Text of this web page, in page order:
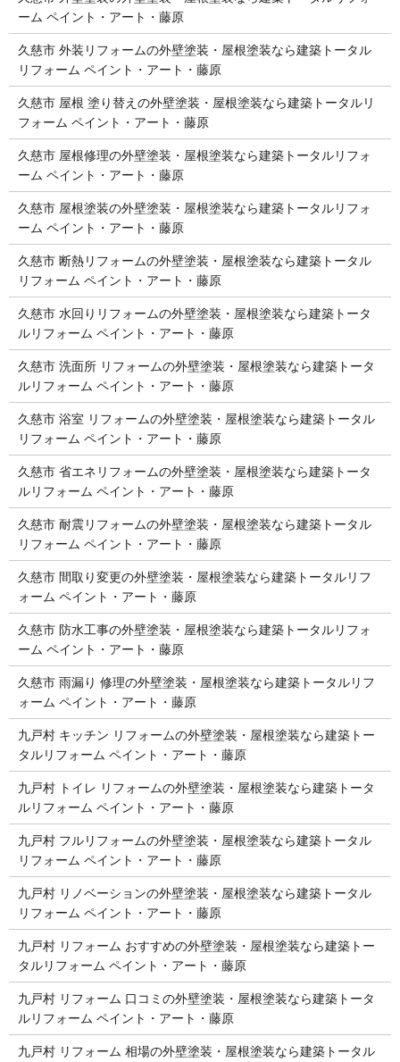
ーム ペイント・アート・藤原
久慈市 外装リフォームの外壁塗装・屋根塗装なら建築トータル
リフォーム ペイント・アート・藤原
久慈市 屋根 塗り替えの外壁塗装・屋根塗装なら建築トータルリ
フォーム ペイント・アート・藤原
久慈市 屋根修理の外壁塗装・屋根塗装なら建築トータルリフォ
ーム ペイント・アート・藤原
久慈市 屋根塗装の外壁塗装・屋根塗装なら建築トータルリフォ
ーム ペイント・アート・藤原
久慈市 断熱リフォームの外壁塗装・屋根塗装なら建築トータル
リフォーム ペイント・アート・藤原
久慈市 水回りリフォームの外壁塗装・屋根塗装なら建築トータ
ルリフォーム ペイント・アート・藤原
久慈市 洗面所 リフォームの外壁塗装・屋根塗装なら建築トータ
ルリフォーム ペイント・アート・藤原
久慈市 浴室 リフォームの外壁塗装・屋根塗装なら建築トータル
リフォーム ペイント・アート・藤原
久慈市 省エネリフォームの外壁塗装・屋根塗装なら建築トータ
ルリフォーム ペイント・アート・藤原
久慈市 耐震リフォームの外壁塗装・屋根塗装なら建築トータル
リフォーム ペイント・アート・藤原
久慈市 間取り変更の外壁塗装・屋根塗装なら建築トータルリフ
ォーム ペイント・アート・藤原
久慈市 防水工事の外壁塗装・屋根塗装なら建築トータルリフォ
ーム ペイント・アート・藤原
久慈市 雨漏り 修理の外壁塗装・屋根塗装なら建築トータルリフ
ォーム ペイント・アート・藤原
九戸村 キッチン リフォームの外壁塗装・屋根塗装なら建築トー
タルリフォーム ペイント・アート・藤原
九戸村 トイレ リフォームの外壁塗装・屋根塗装なら建築トータ
ルリフォーム ペイント・アート・藤原
九戸村 フルリフォームの外壁塗装・屋根塗装なら建築トータル
リフォーム ペイント・アート・藤原
九戸村 リノベーションの外壁塗装・屋根塗装なら建築トータル
リフォーム ペイント・アート・藤原
九戸村 リフォーム おすすめの外壁塗装・屋根塗装なら建築トー
タルリフォーム ペイント・アート・藤原
九戸村 リフォーム 口コミの外壁塗装・屋根塗装なら建築トータ
ルリフォーム ペイント・アート・藤原
九戸村 リフォーム 相場の外壁塗装・屋根塗装なら建築トータル